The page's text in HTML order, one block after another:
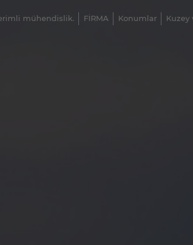
mühendislik. FİRMA Konumlar Kuzey